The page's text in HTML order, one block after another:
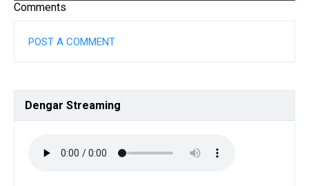
Comments
POST A COMMENT
Dengar Streaming